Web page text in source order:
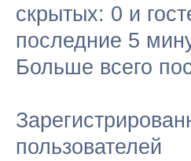
скрытых: 0 и
последние 5
Больше всего
пользователей